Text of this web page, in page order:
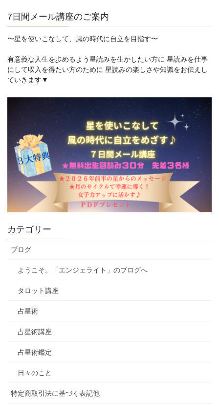
7日間メール講座のご案内
〜星を使いこなして、風の時代に自立を目指す〜
有意義な人生を歩めるよう星読みを生かしたい方に 星読みを仕事
にして収入を得たい方のために 星読みの楽しさや知識をお伝えし
ていきます▼
カテゴリー
ブログ
ようこそ。「エンジェライト」のブログへ
タロット講座
占星術
占星術講座
占星術鑑定
日々のこと
特定商取引法に基づく表記他